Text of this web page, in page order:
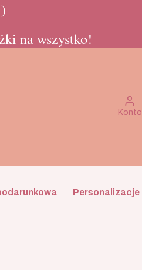
na wszystko!
Konto
Personalizacje